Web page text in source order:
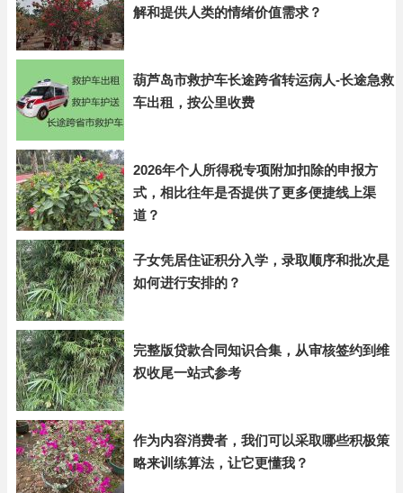
解和提供人类的情绪价值需求？
葫芦岛市救护车长途跨省转运病人-长途急救
车出租，按公里收费
2026年个人所得税专项附加扣除的申报方
式，相比往年是否提供了更多便捷线上渠
道？
子女凭居住证积分入学，录取顺序和批次是
如何进行安排的？
完整版贷款合同知识合集，从审核签约到维
权收尾一站式参考
作为内容消费者，我们可以采取哪些积极策
略来训练算法，让它更懂我？